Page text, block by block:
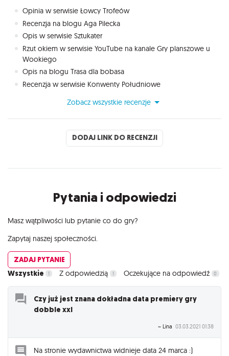
Opinia w serwisie Łowcy Trofeów
Recenzja na blogu Aga Pilecka
Opis w serwisie Sztukater
Rzut okiem w serwisie YouTube na kanale Gry planszowe u
Wookiego
Opis na blogu Trasa dla bobasa
Recenzja w serwisie Konwenty Południowe
Zobacz wszystkie recenzje
DODAJ LINK DO RECENZJI
Pytania i odpowiedzi
Wszystkie 1 Z odpowiedzią 1 Oczekujące na odpowiedź 0
Czy już jest znana dokładna data premiery gry
dobble xxl
~ Lina 03.03.2021 01:38
Na stronie wydawnictwa widnieje data 24 marca :)
Masz wątpliwości lub pytanie co do gry?
Zapytaj naszej społeczności.
ZADAJ PYTANIE